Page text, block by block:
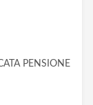
PENSIONE